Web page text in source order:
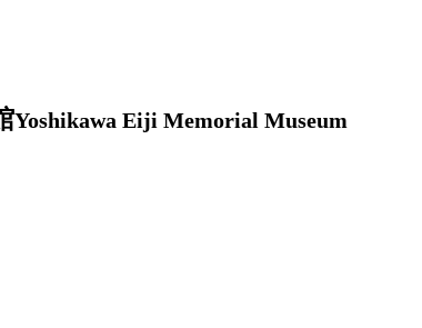
Yoshikawa Eiji Memorial Museum